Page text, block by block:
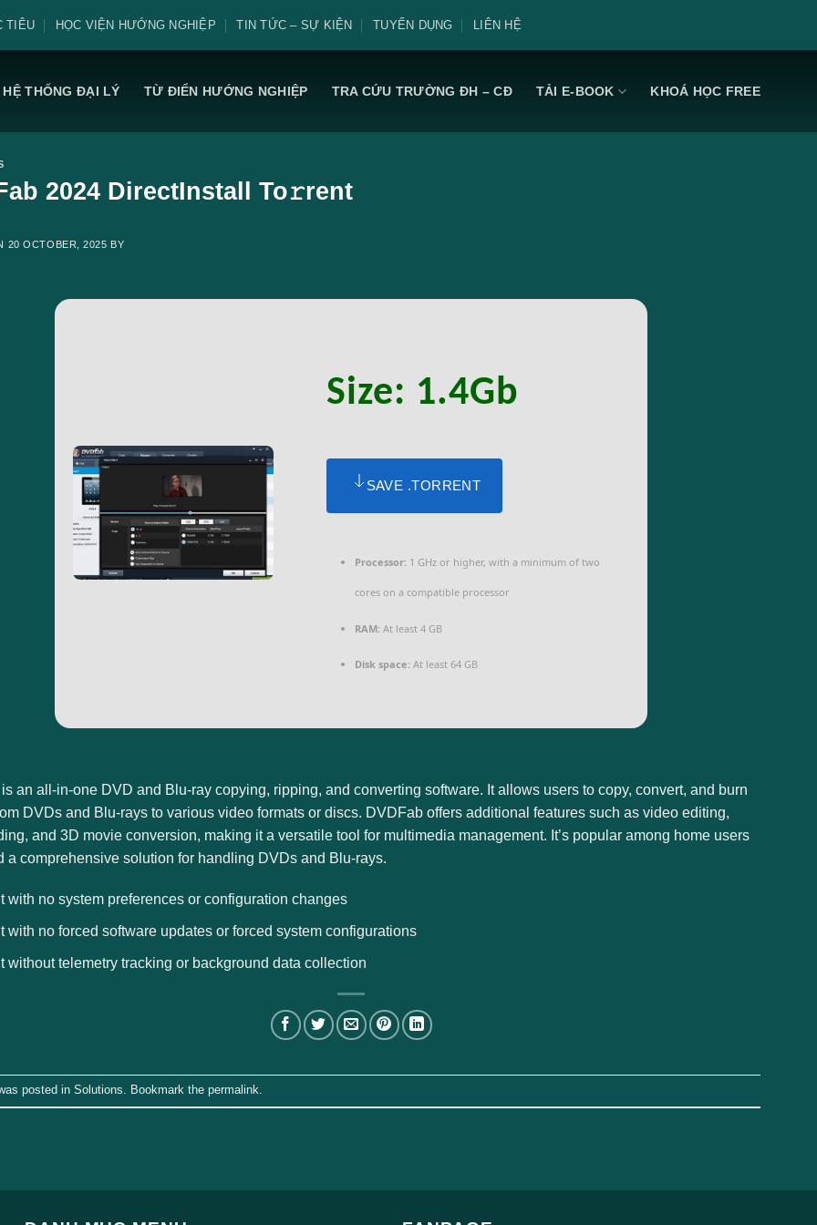
TIÊU HỌC VIỆN HƯỚNG NGHIỆP TIN TỨC – SỰ KIỆN TUYỂN DỤNG LIÊN HỆ
HỆ THỐNG ĐẠI LÝ TỪ ĐIỂN HƯỚNG NGHIỆP TRA CỨU TRƯỜNG ĐH – CĐ TẢI E-BOOK KHOÁ HỌC FREE
2024 DirectInstall To𝚛rent
20 OCTOBER, 2025 BY
Size: 1.4Gb
SAVE .TORRENT
Processor:1 GHz or higher, with a minimum of two
cores on a compatible processor
RAM:At least 4 GB
Disk space:At least 64 GB
an all-in-one DVD and Blu-ray copying, ripping, and converting software. It allows users to copy, convert, and burn
DVDs and Blu-rays to various video formats or discs. DVDFab offers additional features such as video editing,
and 3D movie conversion, making it a versatile tool for multimedia management. It’s popular among home users
a comprehensive solution for handling DVDs and Blu-rays.
with no system preferences or configuration changes
with no forced software updates or forced system configurations
without telemetry tracking or background data collection
posted in Solutions . Bookmark the permalink